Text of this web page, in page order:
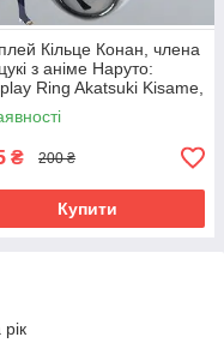
Кільце Конан, члена
з аніме Наруто:
Ring Akatsuki Kisame,
Naruto
₴ 200 ₴
Купити